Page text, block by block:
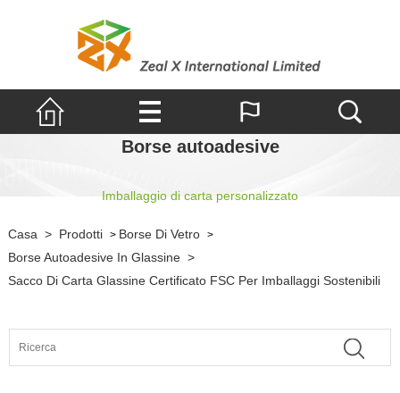
Borse autoadesive
Imballaggio di carta personalizzato
Casa > Prodotti > Borse Di Vetro >
Borse Autoadesive In Glassine >
Sacco Di Carta Glassine Certificato FSC Per Imballaggi Sostenibili